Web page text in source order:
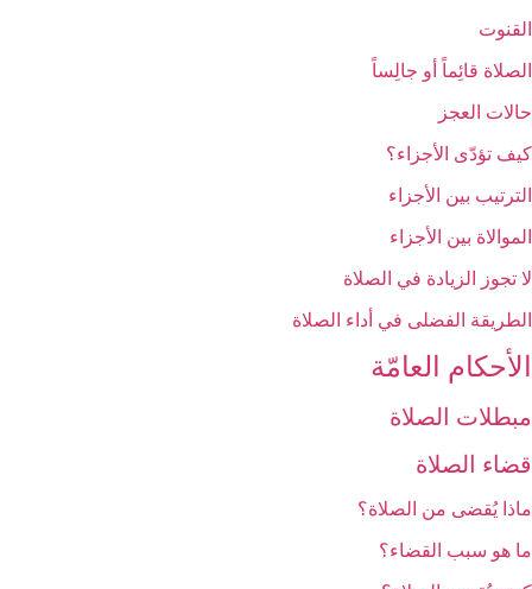
القنوت‏
الصلاة قائِماً أو جالِساً
حالات العجز
كيف تؤدّى الأجزاء؟
الترتيب بين الأجزاء
الموالاة بين الأجزاء
لا تجوز الزيادة في الصلاة
الطريقة الفضلى في أداء الصلاة
الأحكام العامّة
مبطلات الصلاة
قضاء الصلاة
ماذا يُقضى من الصلاة؟
ما هو سبب القضاء؟